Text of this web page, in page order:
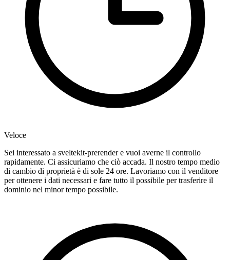
Veloce
Sei interessato a sveltekit-prerender e vuoi averne il controllo
rapidamente. Ci assicuriamo che ciò accada. Il nostro tempo medio
di cambio di proprietà è di sole 24 ore. Lavoriamo con il venditore
per ottenere i dati necessari e fare tutto il possibile per trasferire il
dominio nel minor tempo possibile.